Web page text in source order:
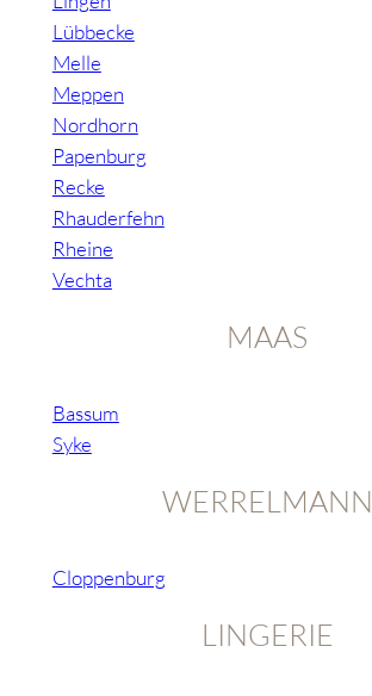
Lübbecke
Melle
Meppen
Nordhorn
Papenburg
Recke
Rhauderfehn
Rheine
Vechta
MAAS
Bassum
Syke
WERRELMANN
Cloppenburg
LINGERIE